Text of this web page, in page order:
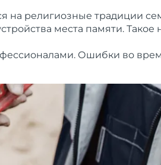
религиозные традиции
места памяти.
Ошибки во